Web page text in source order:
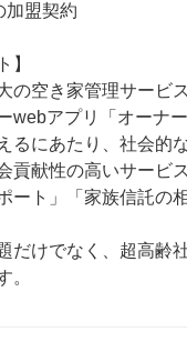
加盟契約
】
の空き家管理サービ
webアプリ「オーナ
るにあたり、社会的
貢献性の高いサービ
ート」「家族信託
だけでなく、超高齢
。